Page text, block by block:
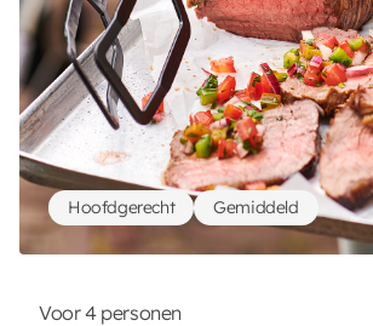
Voor 4 personen
Hoofdgerecht Gemiddeld